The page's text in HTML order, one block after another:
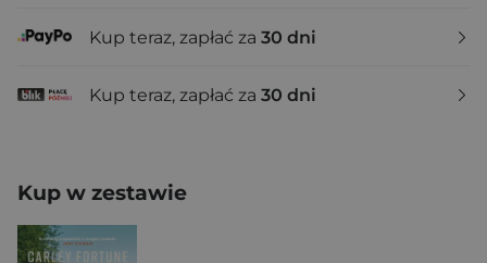
Kup teraz, zapłać za 30 dni
Kup teraz, zapłać za 30 dni
Kup w zestawie